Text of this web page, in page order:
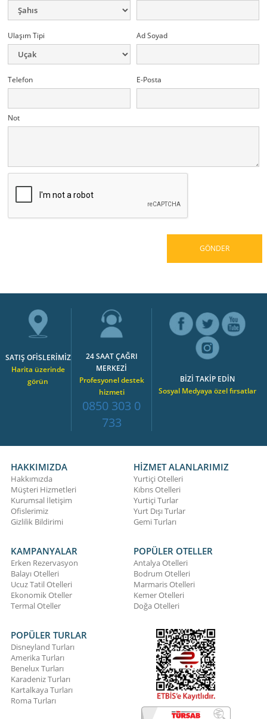
Ulaşım Tipi Ad Soyad
Telefon E-Posta
Not
SATIŞ OFİSLERİMİZ
Harita üzerinde
görün
24 SAAT ÇAĞRI
MERKEZİ
Profesyonel destek
hizmeti
0850 303 0
733
BİZİ TAKİP EDİN
Sosyal Medyaya özel fırsatlar
HAKKIMIZDA
Hakkımızda
Müşteri Hizmetleri
Kurumsal İletişim
Ofislerimiz
Gizlilik Bildirimi
HİZMET ALANLARIMIZ
Yurtiçi Otelleri
Kıbrıs Otelleri
Yurtiçi Turlar
Yurt Dışı Turlar
Gemi Turları
KAMPANYALAR
Erken Rezervasyon
Balayı Otelleri
Ucuz Tatil Otelleri
Ekonomik Oteller
Termal Oteller
POPÜLER OTELLER
Antalya Otelleri
Bodrum Otelleri
Marmaris Otelleri
Kemer Otelleri
Doğa Otelleri
POPÜLER TURLAR
Disneyland Turları
Amerika Turları
Benelux Turları
Karadeniz Turları
Kartalkaya Turları
Roma Turları